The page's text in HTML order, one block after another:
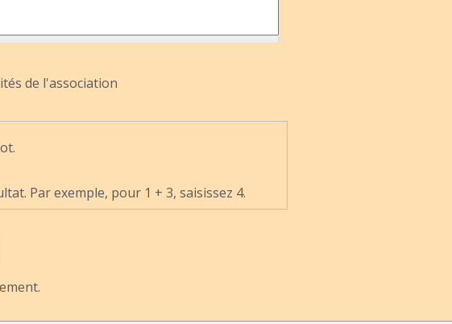
de l'association
Par exemple, pour 1 + 3, saisissez 4.